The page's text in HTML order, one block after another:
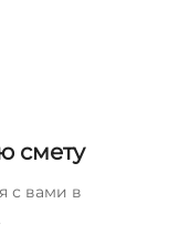
смету
с вами в